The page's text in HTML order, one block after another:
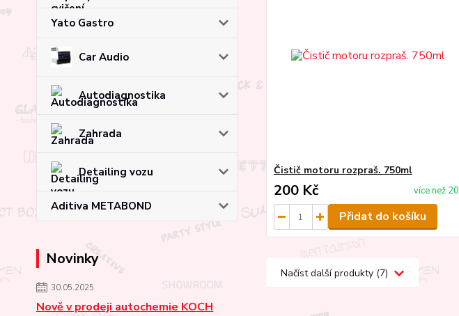
Yato Gastro
Car Audio
Autodiagnostika
Zahrada
Detailing vozu
Aditiva METABOND
Novinky
30.05.2025
Nově v prodeji autochemie KOCH
Čistič motoru rozpraš. 750ml
200 Kč více než 20
Přidat do košíku
Načíst další produkty (7)